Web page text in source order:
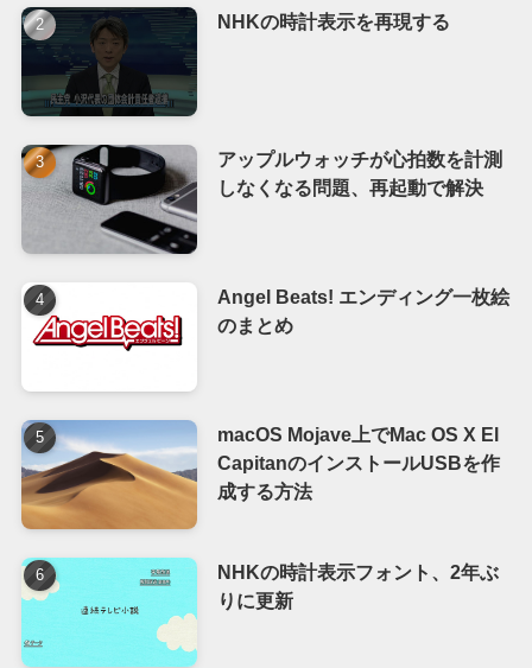
NHKの時計表示を再現する
アップルウォッチが心拍数を計測
しなくなる問題、再起動で解決
Angel Beats! エンディング一枚絵
のまとめ
macOS Mojave上でMac OS X El
CapitanのインストールUSBを作
成する方法
NHKの時計表示フォント、2年ぶ
りに更新